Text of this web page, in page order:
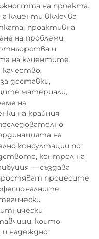
на проекта.
клиенти включва
проактивна
на проблеми,
и
на клиентите.
качество,
доставки,
материали,
на
на крайния
на
консултации по
контрол на
— създава
процесите
които
и надеждно